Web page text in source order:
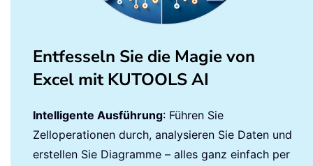
Entfesseln Sie die Magie von
Excel mit KUTOOLS AI
Intelligente Ausführung: Führen Sie
Zelloperationen durch, analysieren Sie Daten und
erstellen Sie Diagramme – alles ganz einfach per